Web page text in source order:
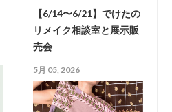
【6/14〜6/21】でけたの
リメイク相談室と展示販
売会
5月 05, 2026